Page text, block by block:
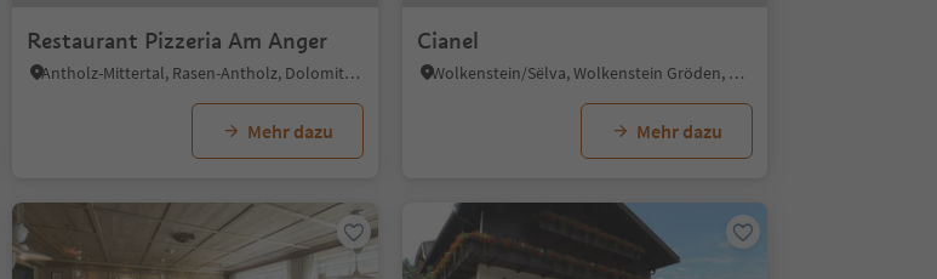
Restaurant Pizzeria Am Anger
Antholz-Mittertal, Rasen-Antholz, Dolomitenregion Kronplatz
Mehr dazu
Cianel
Wolkenstein/Sëlva, Wolkenstein Gröden, Dolomitenregion Gröden
Mehr dazu